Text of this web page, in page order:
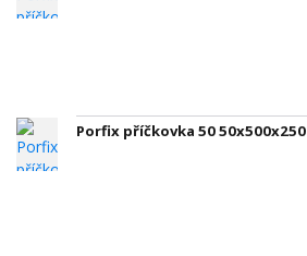
Porfix příčkovka 50 50x500x250